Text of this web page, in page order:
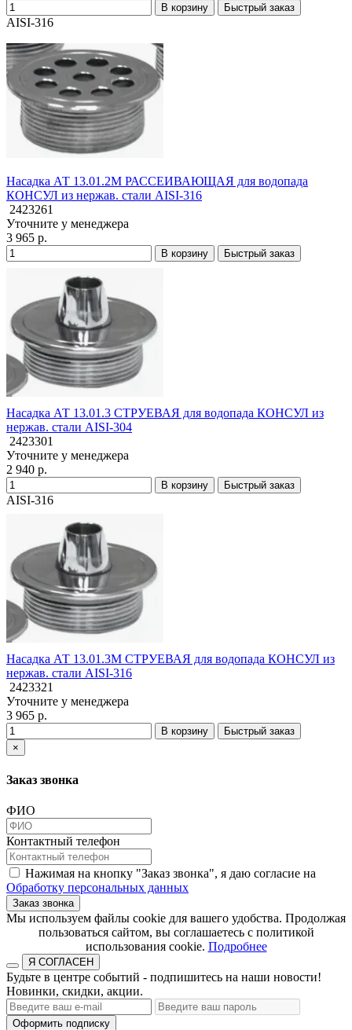
В корзину Быстрый заказ
AISI-316
Насадка АТ 13.01.2M РАССЕИВАЮЩАЯ для водопада
КОНСУЛ из нержав. стали AISI-316
2423261
Уточните у менеджера
3 965 р.
В корзину Быстрый заказ
Насадка АТ 13.01.3 СТРУЕВАЯ для водопада КОНСУЛ из
нержав. стали AISI-304
2423301
Уточните у менеджера
2 940 р.
В корзину Быстрый заказ
AISI-316
Насадка АТ 13.01.3M СТРУЕВАЯ для водопада КОНСУЛ из
нержав. стали AISI-316
2423321
Уточните у менеджера
3 965 р.
В корзину
Быстрый заказ
×
Заказ звонка
ФИО
Контактный телефон
Нажимая на кнопку "Заказ звонка", я даю согласие на
Обработку персональных данных
Заказ звонка
​​​​​​​Мы используем файлы cookie для вашего удобства. Продолжая
пользоваться сайтом, вы соглашаетесь с политикой
использования cookie.​​​​​​​ Подробнее
Я СОГЛАСЕН
Будьте в центре событий - подпишитесь на наши новости!
Новинки, скидки, акции.
Оформить подписку